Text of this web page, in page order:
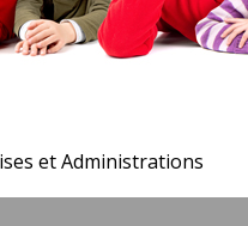
et Administrations